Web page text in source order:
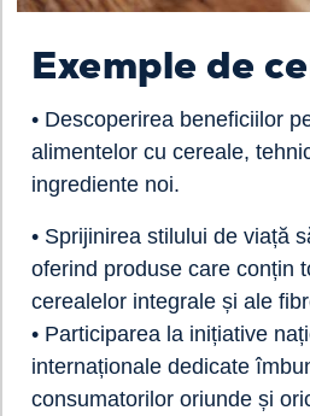
Exemple de
• Descoperirea beneficiilor
alimentelor cu cereale,
ingrediente noi.
• Sprijinirea stilului de viață
oferind produse care conțin
cerealelor integrale și ale
• Participarea la inițiative
internaționale dedicate
consumatorilor oriunde și